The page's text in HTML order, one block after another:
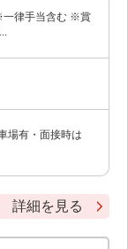
律手当含む ※賞
場有・面接時は
詳細を見る